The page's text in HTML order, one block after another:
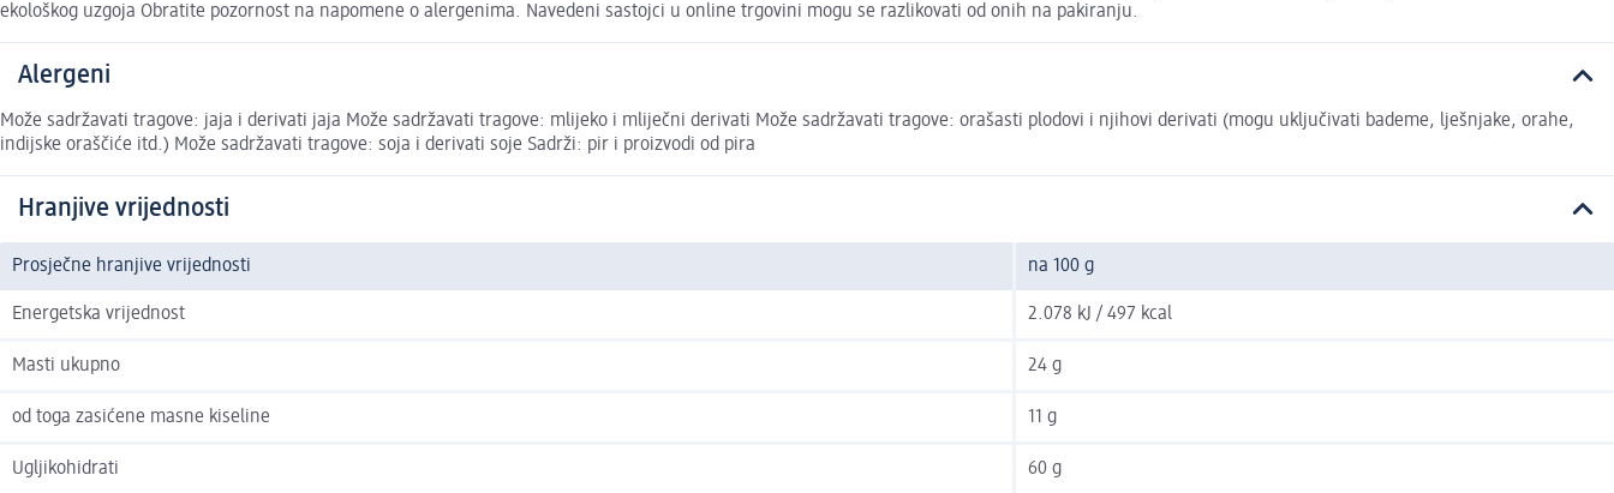
ekološkog uzgoja Obratite pozornost na napomene o alergenima. Navedeni sastojci u online trgovini mogu se razlikovati od onih na pakiranju.
Alergeni
Može sadržavati tragove: jaja i derivati jaja Može sadržavati tragove: mlijeko i mliječni derivati Može sadržavati tragove: orašasti plodovi i njihovi derivati (mogu uključivati bademe, lješnjake, orahe,
indijske oraščiće itd.) Može sadržavati tragove: soja i derivati soje Sadrži: pir i proizvodi od pira
Hranjive vrijednosti
Prosječne hranjive vrijednosti na 100 g
Energetska vrijednost 2.078 kJ / 497 kcal
Masti ukupno 24 g
od toga zasićene masne kiseline 11 g
Ugljikohidrati 60 g